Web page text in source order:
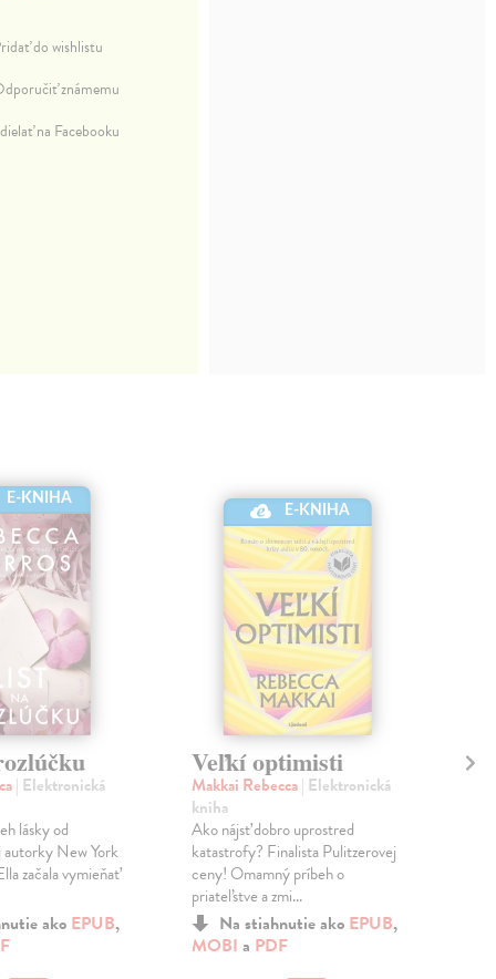
do wishlistu
známemu
na Facebooku
E-KNIHA
| Elektronická
lásky od
autorky New York
začala vymieňať
ako EPUB,
E-KNIHA
Veľkí optimisti
Makkai Rebecca| Elektronická
kniha
Ako nájsť dobro uprostred
katastrofy? Finalista Pulitzerovej
ceny! Omamný príbeh o
priateľstve a zmi...
Na stiahnutie ako EPUB,
MOBI a PDF